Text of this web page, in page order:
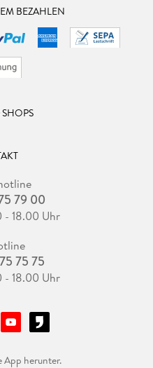
BEZAHLEN
SHOPS
79 00
- 18.00 Uhr
75 75
- 18.00 Uhr
App herunter.